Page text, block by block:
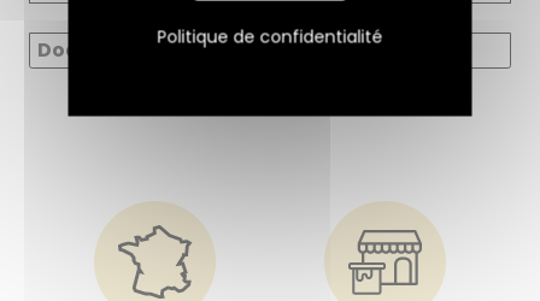
Documents Politique de confidentialité